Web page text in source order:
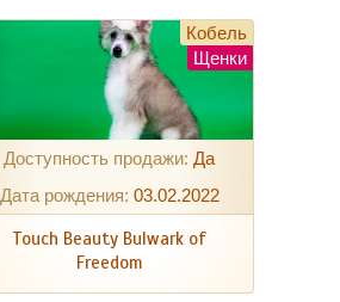
Кобель
Щенки
Доступность продажи:Да
Дата рождения: 03.02.2022
Touch Beauty Bulwark of
Freedom